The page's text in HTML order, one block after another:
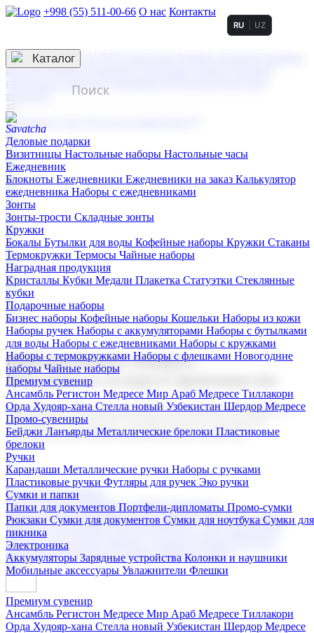
+998 (55) 511-00-66 О нас Контакты
3D гравировка
смолой (Doming)
гравировка твердая
тиснение
RU UZ
☰
Контакты
Каталог
Деловые подарки
Визитницы Настольные наборы Настольные часы
Ежедневник
Блокноты Ежедневники Ежедневники на заказ Калькулятор
ежедневника Наборы с ежедневниками
Зонты
Зонты-трости Складные зонты
Кружки
Бокалы Бутылки для воды Кофейные наборы Кружки Стаканы
Термокружки Термосы Чайные наборы
Наградная продукция
Kристаллы Кубки Медали Плакетка Статуэтки Стеклянные
кубки
Подарочные наборы
Бизнес наборы Кофейные наборы Кошельки Наборы из кожи
Наборы ручек Наборы с аккумуляторами Наборы с бутылками
для воды Наборы с ежедневниками Наборы с кружками
Наборы с термокружками Наборы с флешками Новогодние
наборы Чайные наборы
Премиум сувенир
Ансамбль Регистон Медресе Мир Араб Медресе Тиллакори
Орда Худояр-хана Стелла новый Узбекистан Шердор Медресе
Промо-сувениры
Бейджи Ланъярды Металлические брелоки Пластиковые
брелоки
Ручки
Карандаши Металлические ручки Наборы с ручками
Пластиковые ручки Футляры для ручек Эко ручки
Сумки и папки
Папки для документов Портфели-дипломаты Промо-сумки
Рюкзаки Сумки для документов Сумки для ноутбука Сумки для
пикника
Электроника
Аккумуляторы Зарядные устройства Колонки и наушники
Мобильные аксессуары Увлажнители Флешки
Корпоративные подарки
Поставка со склада и производство
Мы предлагаем широкий выбор корпоративных подарков и
сувениров с логотипом. В нашем каталоге вы найдете
продукцию для бизнеса, мероприятия и клиентов.
Подарочные наборы
Бизнес наборыКофейные наборы Кошельки
Наборы из кожиНаборы ручекНаборы с аккумуляторами
Наборы с бутылками для воды
Наборы с ежедневниками
Наборы с кружками
флешкамиНовогодние наборыЧайные наборы
Премиум сувенир
Ансамбль Регистон Медресе Мир Араб Медресе Тиллакори
Орда Худояр-хана Стелла новый Узбекистан Шердор Медресе